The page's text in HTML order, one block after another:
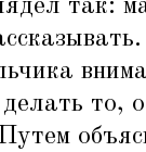
так:
то,